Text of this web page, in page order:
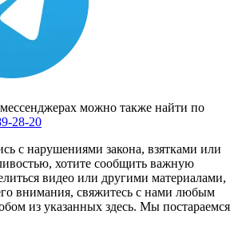
можно также найти по
28-20
с нарушениями закона, взятками или
хотите сообщить важную
видео или другими материалами,
внимания, свяжитесь с нами любым
из указанных здесь. Мы постараемся